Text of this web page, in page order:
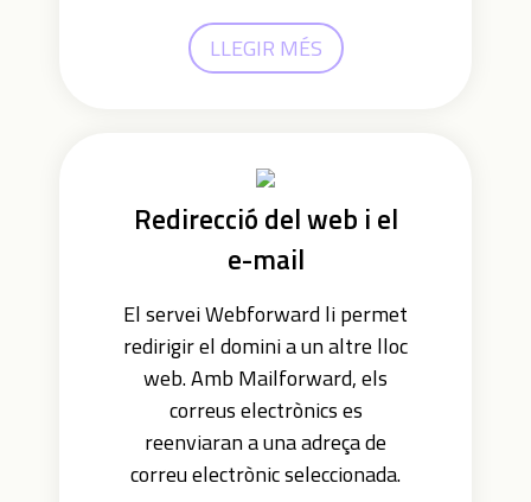
LLEGIR MÉS
Redirecció del web i el
e-mail
El servei Webforward li permet
redirigir el domini a un altre lloc
web. Amb Mailforward, els
correus electrònics es
reenviaran a una adreça de
correu electrònic seleccionada.